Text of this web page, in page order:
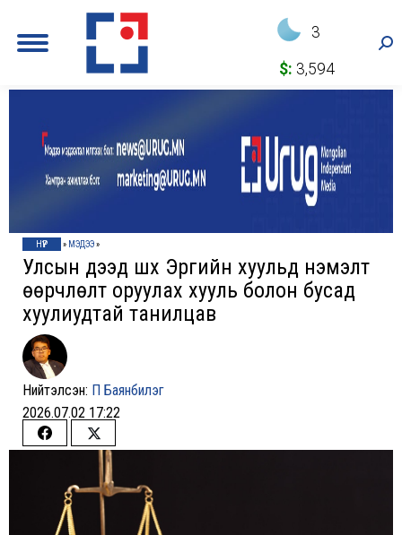
3
$: 3,594
НҮҮР » МЭДЭЭ»
Улсын дээд шүүх Эрүүгийн хуульд нэмэлт
өөрчлөлт оруулах хууль болон бусад
хуулиудтай танилцав
Нийтэлсэн: П Баянбилэг
2026.07.02 17:22
Share
Facebook
Share
on
Twitter